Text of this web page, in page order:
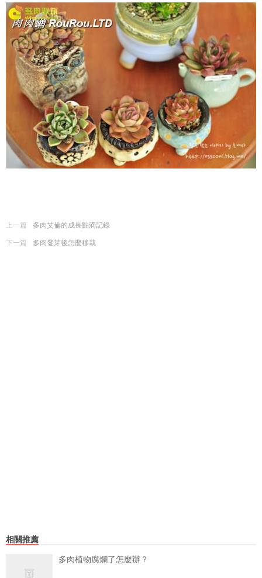
上一篇
多肉艾倫的成長點滴記錄
下一篇
多肉發芽後怎麼移栽
相關推薦
多肉植物腐爛了怎麼辦？